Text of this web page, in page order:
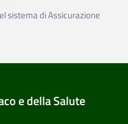
sistema di Assicurazione
e della Salute